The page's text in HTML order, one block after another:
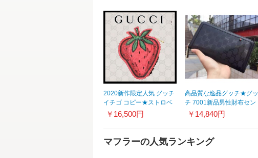
2020新作限定人気 グッチ
イチゴ コピー★ストロベ
リー コインパース
￥16,500円
高品質な逸品グッチ★グッ
チ 7001新品男性財布セン
スあり自慢商品☆★絶賛発
￥14,840円
マフラーの人気ランキング